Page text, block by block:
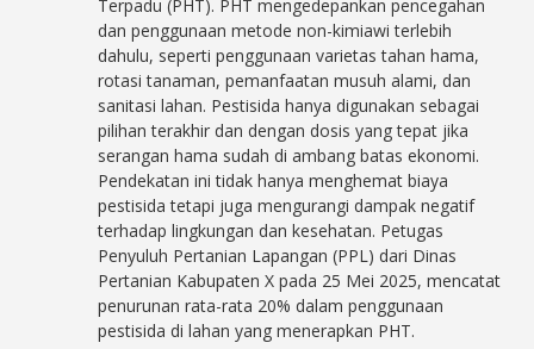
Terpadu (PHT). PHT mengedepankan pencegahan
dan penggunaan metode non-kimiawi terlebih
dahulu, seperti penggunaan varietas tahan hama,
rotasi tanaman, pemanfaatan musuh alami, dan
sanitasi lahan. Pestisida hanya digunakan sebagai
pilihan terakhir dan dengan dosis yang tepat jika
serangan hama sudah di ambang batas ekonomi.
Pendekatan ini tidak hanya menghemat biaya
pestisida tetapi juga mengurangi dampak negatif
terhadap lingkungan dan kesehatan. Petugas
Penyuluh Pertanian Lapangan (PPL) dari Dinas
Pertanian Kabupaten X pada 25 Mei 2025, mencatat
penurunan rata-rata 20% dalam penggunaan
pestisida di lahan yang menerapkan PHT.